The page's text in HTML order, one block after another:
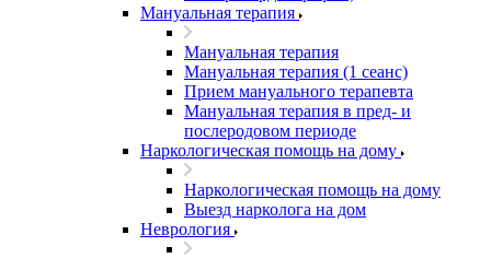
Мануальная терапия
Мануальная терапия
Мануальная терапия (1 сеанс)
Прием мануального терапевта
Мануальная терапия в пред- и
послеродовом периоде
Наркологическая помощь на дому
Наркологическая помощь на дому
Выезд нарколога на дом
Неврология